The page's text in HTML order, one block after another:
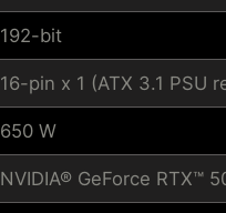
192-bit
16-pin x 1 (ATX 3.1 PSU
650 W
NVIDIA® GeForce RTX™